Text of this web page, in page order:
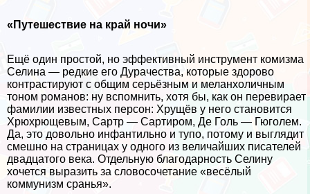
«Путешествие на край ночи»
Ещё один простой, но эффективный инструмент комизма
Селина — редкие его Дypaчества, которые здорово
контрастируют с общим серьёзным и меланхоличным
тоном романов: ну вспомнить, хотя бы, как он перевирает
фамилии известных персон: Хрущёв у него становится
Хрюхрющевым, Сартр — Сартиром, Де Голь — Гюголем.
Да, это довольно инфантильно и тупо, потому и выглядит
смешно на страницах у одного из величайших писателей
двадцатого века. Отдельную благодарность Селину
хочется выразить за словосочетание «весёлый
коммунизм сранья».